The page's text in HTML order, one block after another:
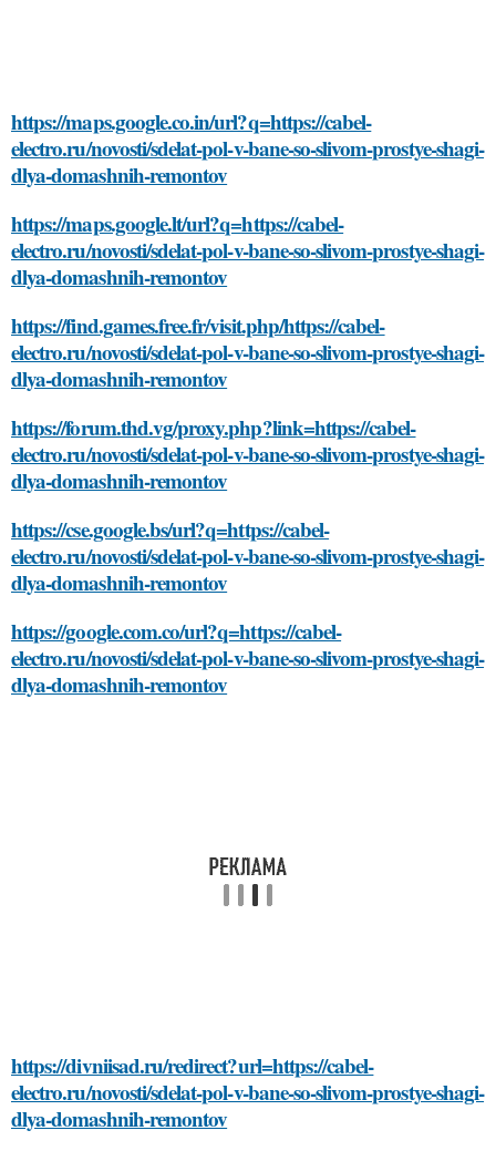
https://maps.google.co.in/url?q=https://cabel-
electro.ru/novosti/sdelat-pol-v-bane-so-slivom-prostye-shagi-
dlya-domashnih-remontov
https://maps.google.lt/url?q=https://cabel-
electro.ru/novosti/sdelat-pol-v-bane-so-slivom-prostye-shagi-
dlya-domashnih-remontov
https://find.games.free.fr/visit.php/https://cabel-
electro.ru/novosti/sdelat-pol-v-bane-so-slivom-prostye-shagi-
dlya-domashnih-remontov
https://forum.thd.vg/proxy.php?link=https://cabel-
electro.ru/novosti/sdelat-pol-v-bane-so-slivom-prostye-shagi-
dlya-domashnih-remontov
https://cse.google.bs/url?q=https://cabel-
electro.ru/novosti/sdelat-pol-v-bane-so-slivom-prostye-shagi-
dlya-domashnih-remontov
https://google.com.co/url?q=https://cabel-
electro.ru/novosti/sdelat-pol-v-bane-so-slivom-prostye-shagi-
dlya-domashnih-remontov
https://divniisad.ru/redirect?url=https://cabel-
electro.ru/novosti/sdelat-pol-v-bane-so-slivom-prostye-shagi-
dlya-domashnih-remontov